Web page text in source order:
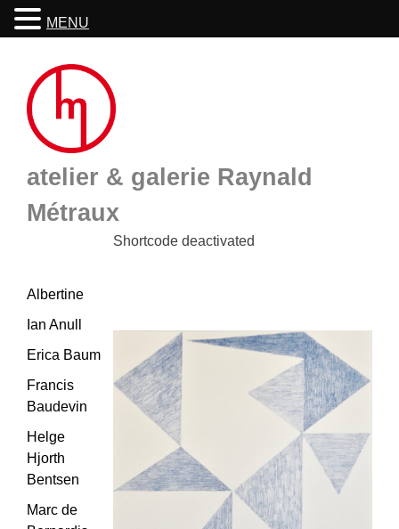
Skip
to
content
atelier & galerie Raynald
Métraux
Shortcode deactivated
Albertine
Ian Anull
Erica Baum
Francis
Baudevin
Helge
Hjorth
Bentsen
Marc de
MENU